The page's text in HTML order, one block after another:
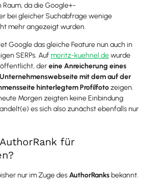
da die Google+-
bei gleicher Suchabfrage wenige
mehr angezeigt wurden.
Google das gleiche Feature nun auch in
SERPs. Aufmoritz-kuehnel.dewurde
dereine Anreicherung eines
mit dem auf der
hinterlegtem Profilfotozeigen.
Morgen zeigten keine Einbindung
es sich also zunächst ebenfalls nur
für
nur im Zuge desAuthorRanks bekannt.